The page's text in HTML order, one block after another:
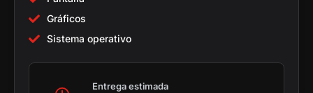
Gráficos
Sistema operativo
Entrega estimada